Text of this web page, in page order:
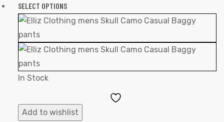
SELECT OPTIONS
In Stock
Add to wishlist